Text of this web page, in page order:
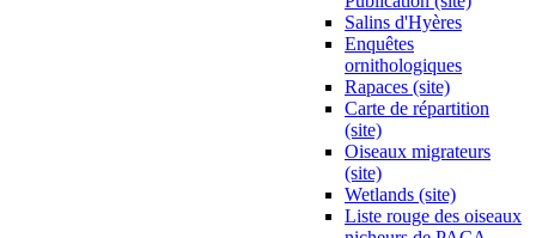
Salins d'Hyères
Enquêtes
ornithologiques
Rapaces (site)
Carte de répartition
(site)
Oiseaux migrateurs
(site)
Wetlands (site)
Liste rouge des oiseaux